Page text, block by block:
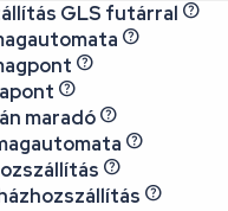
GLS futárral
maradó